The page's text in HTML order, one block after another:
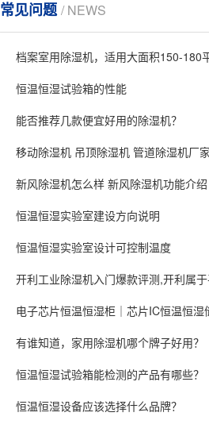
常见问题/ NEWS
档案室用除湿机，适用大面积150-180
恒温恒湿试验箱的性能
能否推荐几款便宜好用的除湿机？
移动除湿机 吊顶除湿机 管道除湿机厂
新风除湿机怎么样 新风除湿机功能介绍
恒温恒湿实验室建设方向说明
恒温恒湿实验室设计可控制温度
开利工业除湿机入门爆款评测,开利属
电子芯片恒温恒湿柜｜芯片IC恒温恒湿
有谁知道，家用除湿机哪个牌子好用？
恒温恒湿试验箱能检测的产品有哪些？
恒温恒湿设备应该选择什么品牌？